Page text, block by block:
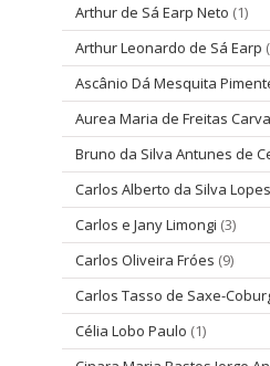
Arthur de Sá Earp Neto (1)
Arthur Leonardo de Sá Earp
Ascânio Dá Mesquita
Aurea Maria de Freitas
Bruno da Silva Antunes de
Carlos Alberto da Silva Lopes
Carlos e Jany Limongi (3)
Carlos Oliveira Fróes (9)
Carlos Tasso de Saxe-
Célia Lobo Paulo (1)